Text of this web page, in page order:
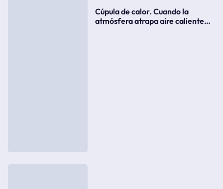
Cúpula de calor. Cuando la
atmósfera atrapa aire caliente